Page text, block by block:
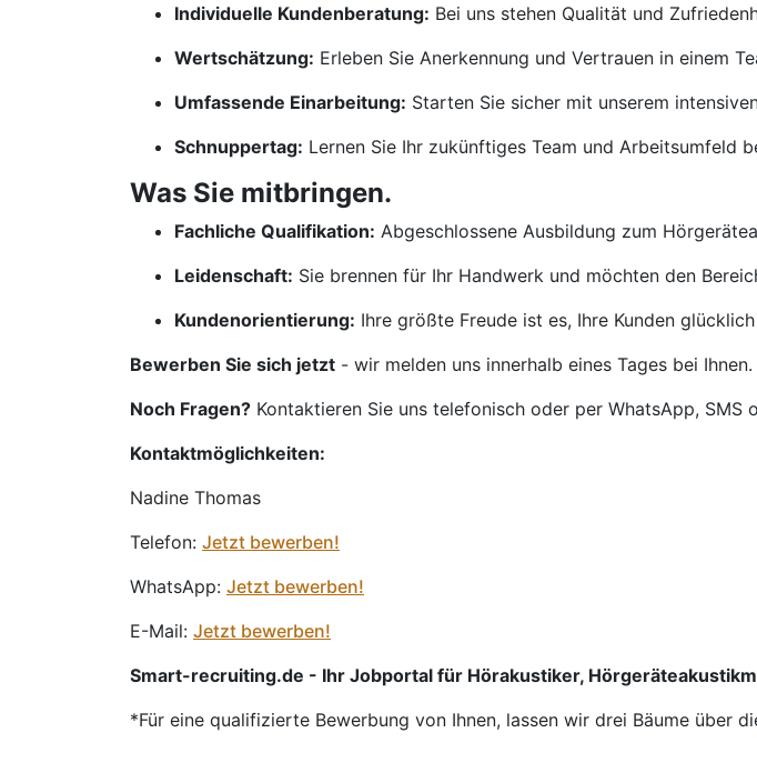
Individuelle Kundenberatung: Bei uns stehen Qualität und
Wertschätzung: Erleben Sie Anerkennung und Vertrauen in einem
Umfassende Einarbeitung: Starten Sie sicher mit unserem
Schnuppertag: Lernen Sie Ihr zukünftiges Team und Arbeitsumfeld
Was Sie mitbringen.
Fachliche Qualifikation: Abgeschlossene Ausbildung zum
Leidenschaft: Sie brennen für Ihr Handwerk und möchten den
Kundenorientierung: Ihre größte Freude ist es, Ihre Kunden
Bewerben Sie sich jetzt - wir melden uns innerhalb eines Tages bei
Noch Fragen? Kontaktieren Sie uns telefonisch oder per WhatsApp, SMS
Kontaktmöglichkeiten:
Nadine Thomas
Telefon: Jetzt bewerben!
WhatsApp: Jetzt bewerben!
E-Mail: Jetzt bewerben!
Smart-recruiting.de - Ihr Jobportal für Hörakustiker,
*Für eine qualifizierte Bewerbung von Ihnen, lassen wir drei Bäume über